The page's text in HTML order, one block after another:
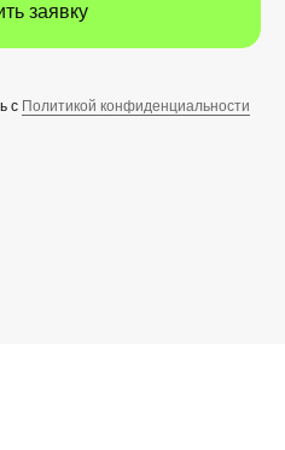
заявку
с Политикой конфиденциальности